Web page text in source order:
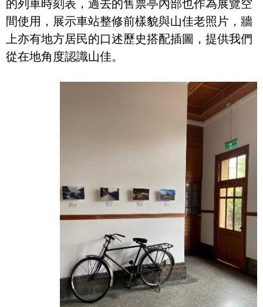
的列車時刻表，過去的售票亭內部也作為展覽空
間使用，展示車站整修前樣貌與山佳老照片，牆
上亦有地方居民的口述歷史搭配插圖，提供我們
從在地角度認識山佳。